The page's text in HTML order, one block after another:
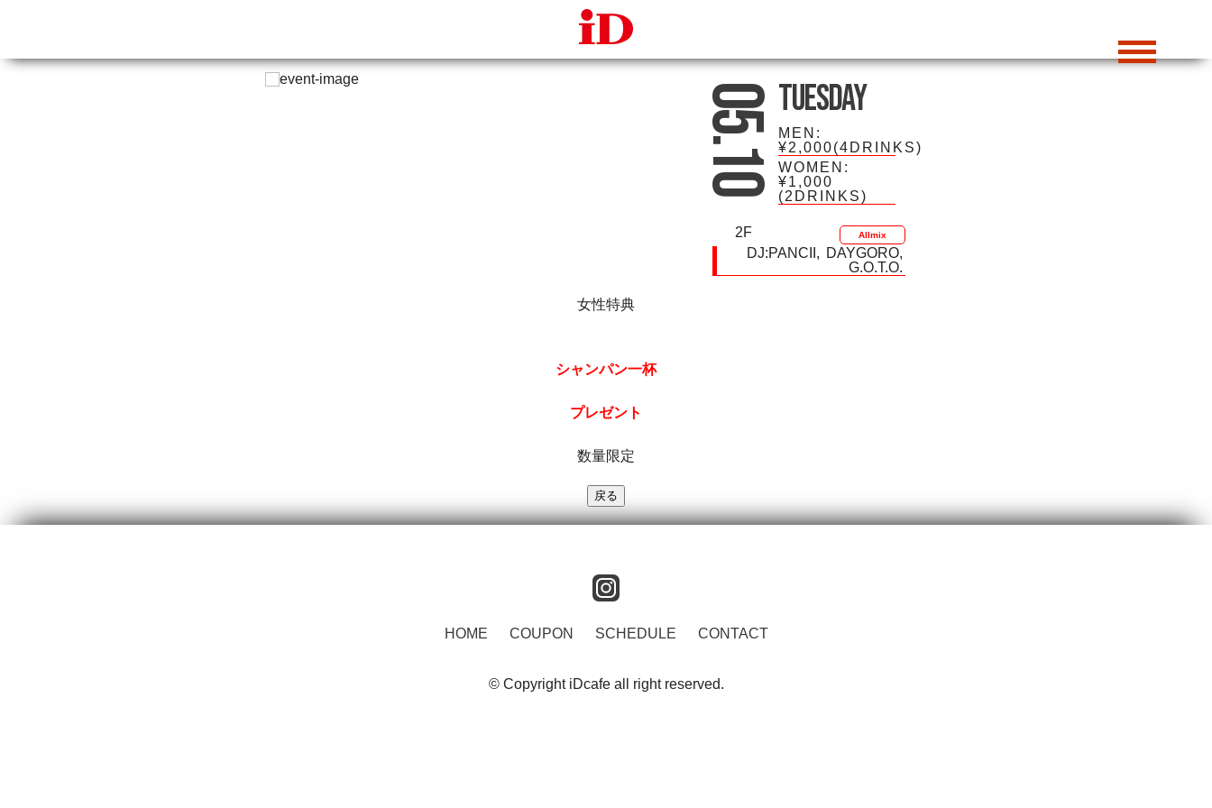
05.10 Tuesday
MEN:
¥2,000(4DRINKS)
WOMEN:
¥1,000
(2DRINKS)
2F Allmix
DJ:PANCII
DAYGORO
G.O.T.O.
女性特典
シャンパン一杯
プレゼント
数量限定
HOME COUPON SCHEDULE CONTACT
© Copyright iDcafe all right reserved.